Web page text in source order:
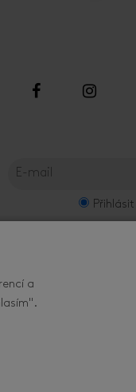
Přihlásit
a